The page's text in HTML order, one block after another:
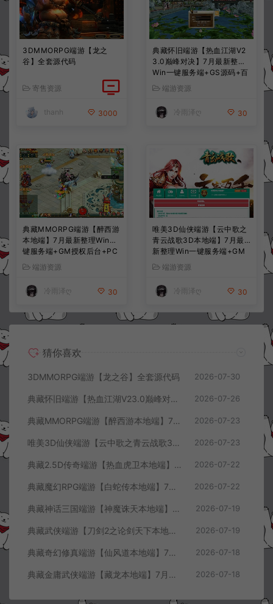
3DMMORPG端游【龙之
谷】全套源代码
寄售资源
thanh 3000
典藏怀旧端游【热血江湖V2
3.0巅峰对决】7月最新整理
Win一键服务端+GS源码+百
宝阁+在线GM工具+PC客户
端+详细搭建教程
端游资源
冷雨泽ღ 30
典藏MMORPG端游【醉西游
本地端】7月最新整理Win一
键服务端+GM授权后台+PC
客户端+详细搭建教程
端游资源
冷雨泽ღ 30
唯美3D仙侠端游【云中歌之
青云战歌3D本地端】7月最
新整理Win一键服务端+GM
工具+PC客户端+详细搭建教
端游资源
冷雨泽ღ 30
猜你喜欢
3DMMORPG端游【龙之谷】全套源代码 2026-07-30
典藏怀旧端游【热血江湖V23.0巅峰对决】7月最新整理Win一键服务端+GS源码+百宝阁+在线GM工具+PC客户端+详细搭建教程 2026-07-26
典藏MMORPG端游【醉西游本地端】7月最新整理Win一键服务端+GM授权后台+PC客户端+详细搭建教程 2026-07-23
唯美3D仙侠端游【云中歌之青云战歌3D本地端】7月最新整理Win一键服务端+GM工具+PC客户端+详细搭建教程 2026-07-23
典藏2.5D传奇端游【热血虎卫本地端】7月最新整理Win一键服务端+充值教程+PC客户端+详细搭建教程 2026-07-22
典藏魔幻RPG端游【白蛇传本地端】7月最新整理Win一键服务端+GM工具+PC客户端+详细搭建教程 2026-07-22
典藏神话三国端游【神魔诛天本地端】7月最新整理Win一键服务端+充值教程+PC客户端+详细搭建教程 2026-07-19
典藏武侠端游【刀剑2之论剑天下本地端】7月最新整理Win一键服务端+GM工具+PC客户端+详细搭建教程 2026-07-19
典藏奇幻修真端游【仙风道本地端】7月最新整理Win一键服务端+GM工具+PC客户端+详细搭建教程 2026-07-18
典藏金庸武侠端游【藏龙本地端】7月最新整理Win一键服务端+GM工具+PC客户端+详细搭建教程 2026-07-18